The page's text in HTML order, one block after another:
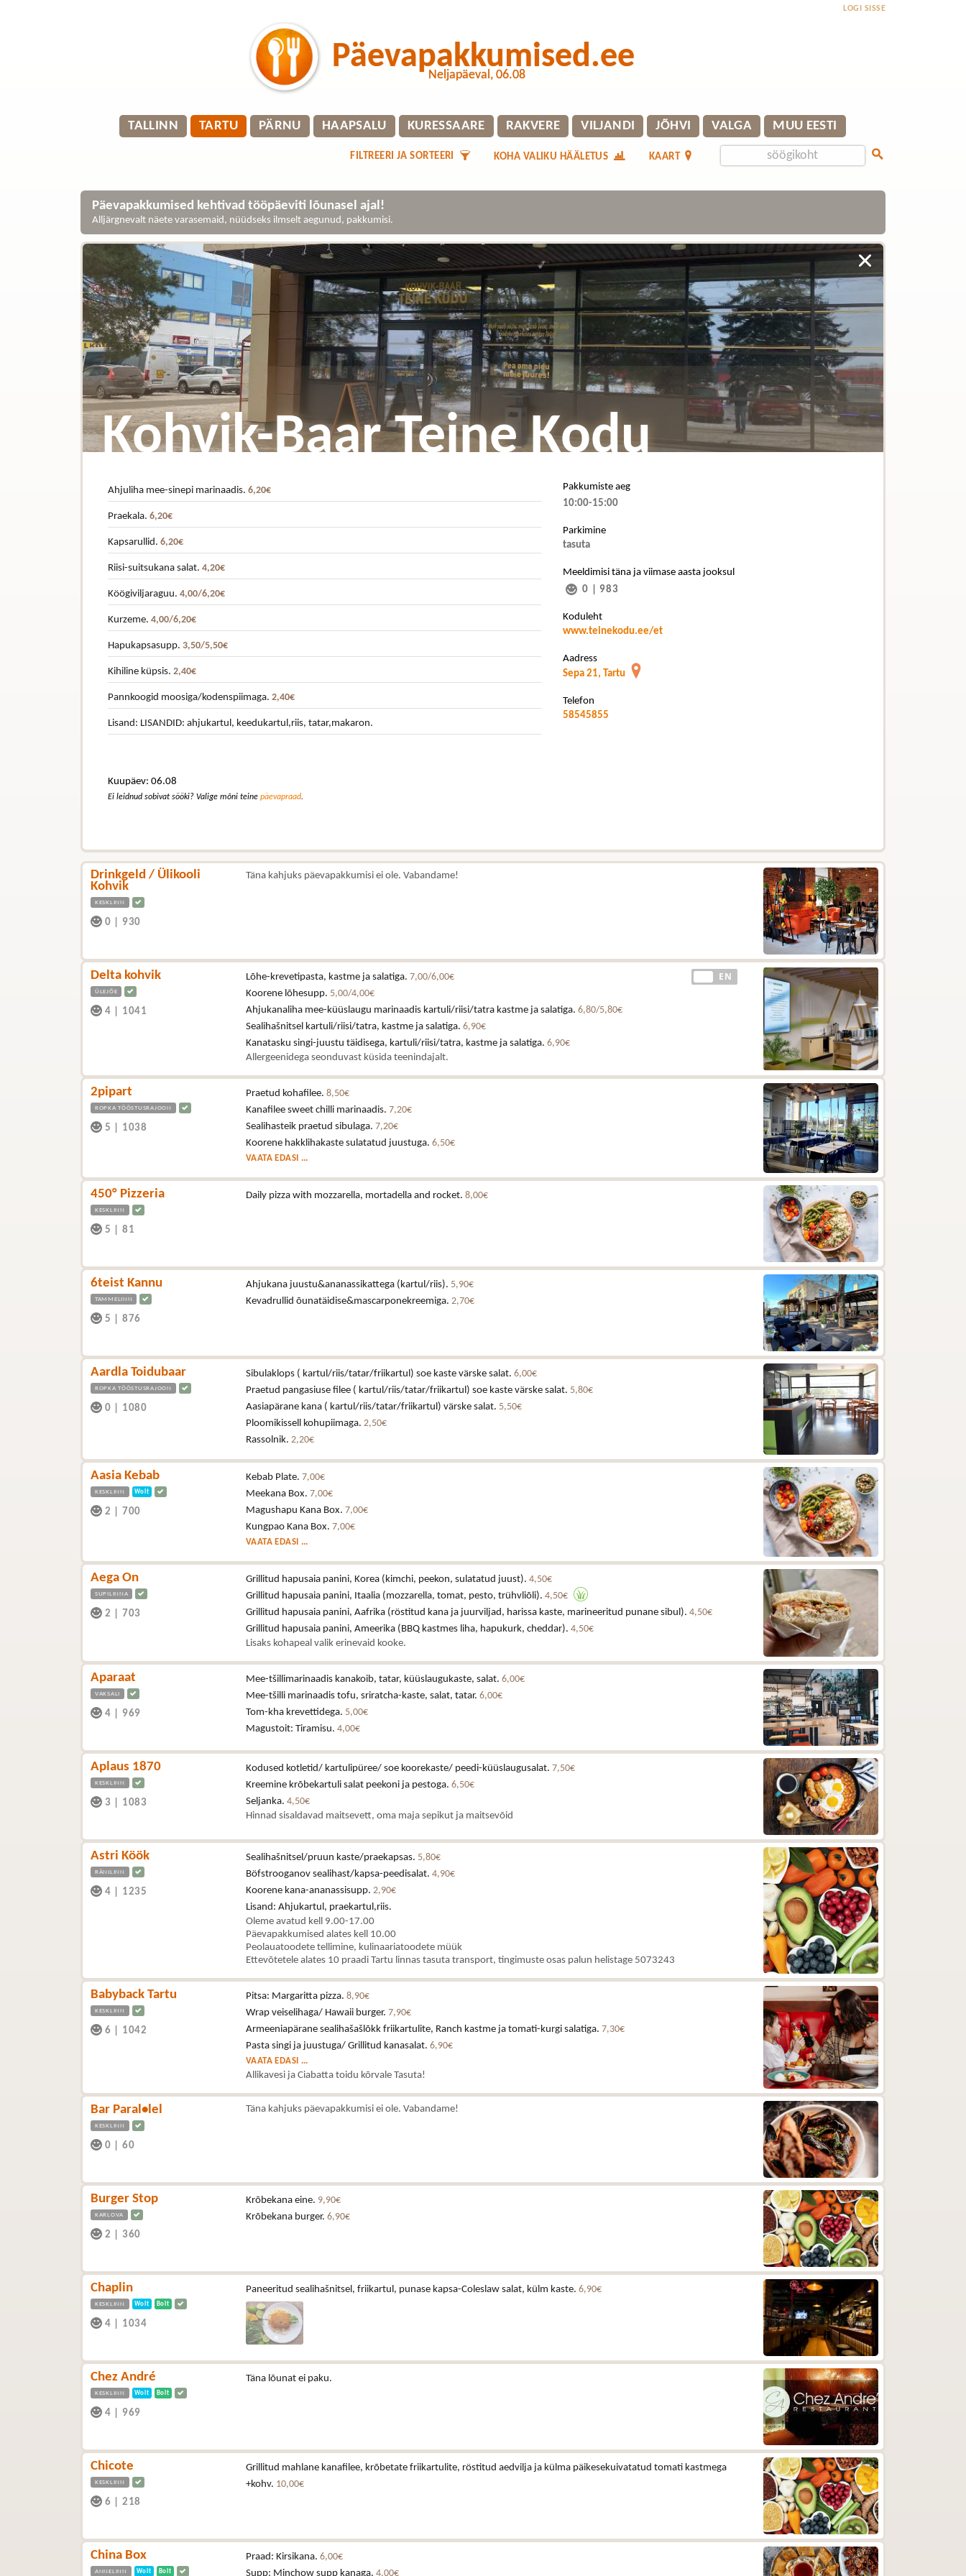
LOGI SISSE
Päevapakkumised.ee
Neljapäeval, 06.08
TALLINN TARTU PÄRNU HAAPSALU KURESSAARE RAKVERE VILJANDI JÕHVI VALGA MUU EESTI
KAART
KOHA VALIKU HÄÄLETUS
FILTREERI JA SORTEERI
Päevapakkumised kehtivad tööpäeviti lõunasel ajal!
Alljärgnevalt näete varasemaid, nüüdseks ilmselt aegunud, pakkumisi.
Kohvik-Baar Teine Kodu
Ahjuliha mee-sinepi marinaadis. 6,20€
Praekala. 6,20€
Kapsarullid. 6,20€
Riisi-suitsukana salat. 4,20€
Köögiviljaraguu. 4,00/6,20€
Kurzeme. 4,00/6,20€
Hapukapsasupp. 3,50/5,50€
Kihiline küpsis. 2,40€
Pannkoogid moosiga/kodenspiimaga. 2,40€
Lisand: LISANDID: ahjukartul, keedukartul,riis, tatar,makaron.
Kuupäev: 06.08
Ei leidnud sobivat sööki? Valige mõni teine päevapraad.
Pakkumiste aeg
10:00-15:00
Parkimine
tasuta
Meeldimisi täna ja viimase aasta jooksul
0
983
Koduleht
www.teinekodu.ee/et
Aadress
Sepa 21, Tartu
Telefon
58545855
Drinkgeld / Ülikooli
Kohvik
KESKLINN
0 930
Täna kahjuks päevapakkumisi ei ole. Vabandame!
Delta kohvik
ÜLEJÕE
4 1041
EN
Lõhe-krevetipasta, kastme ja salatiga. 7,00/6,00€
Koorene lõhesupp. 5,00/4,00€
Ahjukanaliha mee-küüslaugu marinaadis kartuli/riisi/tatra kastme ja salatiga. 6,80/5,80€
Sealihašnitsel kartuli/riisi/tatra, kastme ja salatiga. 6,90€
Kanatasku singi-juustu täidisega, kartuli/riisi/tatra, kastme ja salatiga. 6,90€
Allergeenidega seonduvast küsida teenindajalt.
2pipart
ROPKA TÖÖSTUSRAJOON
5 1038
Praetud kohafilee. 8,50€
Kanafilee sweet chilli marinaadis. 7,20€
Sealihasteik praetud sibulaga. 7,20€
Koorene hakklihakaste sulatatud juustuga. 6,50€
VAATA EDASI ...
450° Pizzeria
KESKLINN
5 81
Daily pizza with mozzarella, mortadella and rocket. 8,00€
6teist Kannu
TAMMELINN
5 876
Ahjukana juustu&ananassikattega (kartul/riis). 5,90€
Kevadrullid õunatäidise&mascarponekreemiga. 2,70€
Aardla Toidubaar
ROPKA TÖÖSTUSRAJOON
0 1080
Sibulaklops ( kartul/riis/tatar/friikartul) soe kaste värske salat. 6,00€
Praetud pangasiuse filee ( kartul/riis/tatar/friikartul) soe kaste värske salat. 5,80€
Aasiapärane kana ( kartul/riis/tatar/friikartul) värske salat. 5,50€
Ploomikissell kohupiimaga. 2,50€
Rassolnik. 2,20€
Aasia Kebab
KESKLINN Wolt
2 700
Kebab Plate. 7,00€
Meekana Box. 7,00€
Magushapu Kana Box. 7,00€
Kungpao Kana Box. 7,00€
VAATA EDASI ...
Aega On
SUPILINNA
2 703
Grillitud hapusaia panini, Korea (kimchi, peekon, sulatatud juust). 4,50€
Grillitud hapusaia panini, Itaalia (mozzarella, tomat, pesto, trühvliõli). 4,50€
Grillitud hapusaia panini, Aafrika (röstitud kana ja juurviljad, harissa kaste, marineeritud punane sibul). 4,50€
Grillitud hapusaia panini, Ameerika (BBQ kastmes liha, hapukurk, cheddar). 4,50€
Lisaks kohapeal valik erinevaid kooke.
Aparaat
VAKSALI
4 969
Mee-tšillimarinaadis kanakoib, tatar, küüslaugukaste, salat. 6,00€
Mee-tšilli marinaadis tofu, sriratcha-kaste, salat, tatar. 6,00€
Tom-kha krevettidega. 5,00€
Magustoit: Tiramisu. 4,00€
Aplaus 1870
KESKLINN
3 1083
Kodused kotletid/ kartulipüree/ soe koorekaste/ peedi-küüslaugusalat. 7,50€
Kreemine krõbekartuli salat peekoni ja pestoga. 6,50€
Seljanka. 4,50€
Hinnad sisaldavad maitsevett, oma maja sepikut ja maitsevõid
Astri Köök
RÄNILINN
4 1235
Sealihašnitsel/pruun kaste/praekapsas. 5,80€
Böfstrooganov sealihast/kapsa-peedisalat. 4,90€
Koorene kana-ananassisupp. 2,90€
Lisand: Ahjukartul, praekartul,riis.
Oleme avatud kell 9.00-17.00
Päevapakkumised alates kell 10.00
Peolauatoodete tellimine, kulinaariatoodete müük
Ettevõtetele alates 10 praadi Tartu linnas tasuta transport, tingimuste osas palun helistage 5073243
Babyback Tartu
KESKLINN
6 1042
Pitsa: Margaritta pizza. 8,90€
Wrap veiselihaga/ Hawaii burger. 7,90€
Armeeniapärane sealihašašlõkk friikartulite, Ranch kastme ja tomati-kurgi salatiga. 7,30€
Pasta singi ja juustuga/ Grillitud kanasalat. 6,90€
VAATA EDASI ...
Allikavesi ja Ciabatta toidu kõrvale Tasuta!
Bar Paral•lel
KESKLINN
0 60
Täna kahjuks päevapakkumisi ei ole. Vabandame!
Burger Stop
KARLOVA
2 360
Krõbekana eine. 9,90€
Krõbekana burger. 6,90€
Chaplin
KESKLINN Wolt Bolt
4 1034
Paneeritud sealihašnitsel, friikartul, punase kapsa-Coleslaw salat, külm kaste. 6,90€
Chez André
KESKLINN Wolt Bolt
4 969
Täna lõunat ei paku.
Chicote
KESKLINN
6 218
Grillitud mahlane kanafilee, krõbetate friikartulite, röstitud aedvilja ja külma päikesekuivatatud tomati kastmega
+kohv. 10,00€
China Box
ANNELINN Wolt Bolt
Praad: Kirsikana. 6,00€
Supp: Minchow supp kanaga. 4,00€